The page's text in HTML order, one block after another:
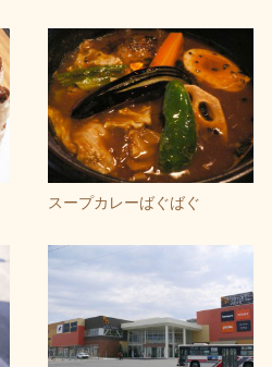
スープカレーばぐばぐ